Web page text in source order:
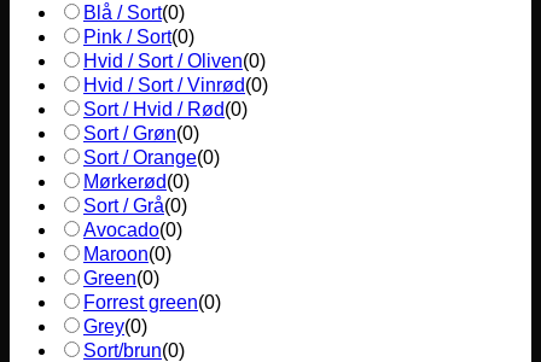
Blå / Sort(0)
Pink / Sort(0)
Hvid / Sort / Oliven(0)
Hvid / Sort / Vinrød(0)
Sort / Hvid / Rød(0)
Sort / Grøn(0)
Sort / Orange(0)
Mørkerød(0)
Sort / Grå(0)
Avocado(0)
Maroon(0)
Green(0)
Forrest green(0)
Grey(0)
Sort/brun(0)